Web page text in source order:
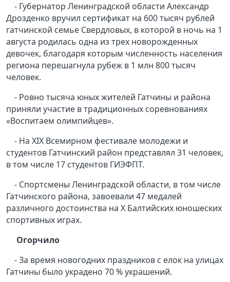
- Губернатор Ленинградской области Александр
Дрозденко вручил сертификат на 600 тысяч рублей
гатчинской семье Свердловых, в которой в ночь на 1
августа родилась одна из трех новорожденных
девочек, благодаря которым численность населения
региона перешагнула рубеж в 1 млн 800 тысяч
человек.
- Ровно тысяча юных жителей Гатчины и района
приняли участие в традиционных соревнованиях
«Воспитаем олимпийцев».
- На XIX Всемирном фестивале молодежи и
студентов Гатчинский район представлял 31 человек,
в том числе 17 студентов ГИЭФПТ.
- Спортсмены Ленинградской области, в том числе
Гатчинского района, завоевали 47 медалей
различного достоинства на X Балтийских юношеских
спортивных играх.
Огорчило
- За время новогодних праздников с елок на улицах
Гатчины было украдено 70 % украшений.